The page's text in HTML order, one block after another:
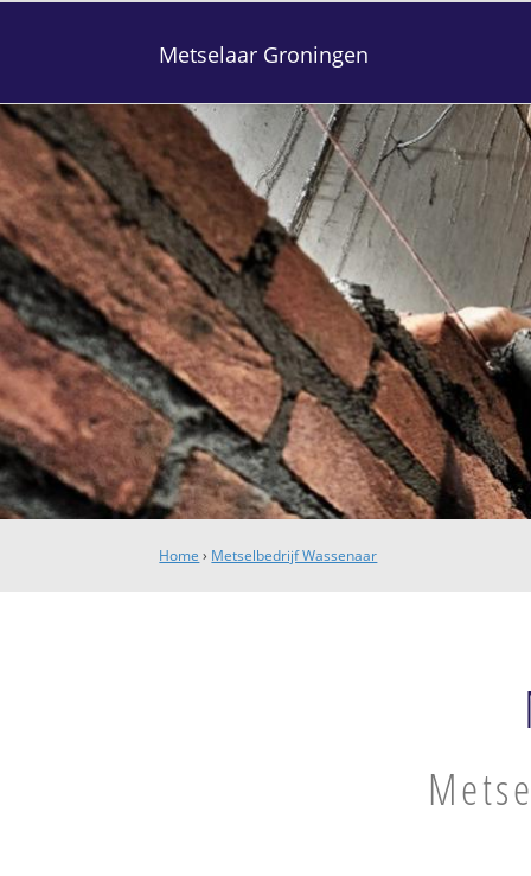
Metselaar Groningen
Home › Metselbedrijf Wassenaar